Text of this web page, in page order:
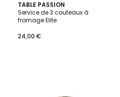
TABLE PASSION
Service de 3 couteaux à
fromage Elite
24,00 €